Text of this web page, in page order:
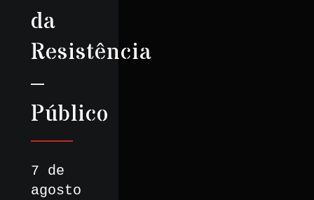
da
Resistência
–
Público
7 de
agosto